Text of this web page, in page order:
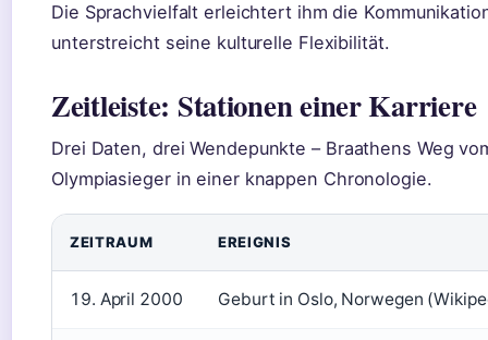
Die Sprachvielfalt erleichtert ihm die
unterstreicht seine kulturelle Flexibilität.
Zeitleiste: Stationen einer Karriere
Drei Daten, drei Wendepunkte – Braathens Weg
Olympiasieger in einer knappen Chronologie.
ZEITRAUM EREIGNIS
19. April 2000 Geburt in Oslo, Norwegen